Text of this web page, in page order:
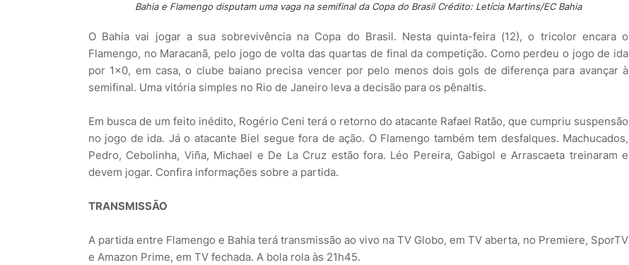
Bahia e Flamengo disputam uma vaga na semifinal da Copa do Brasil Crédito: Letícia Martins/EC Bahia
O Bahia vai jogar a sua sobrevivência na Copa do Brasil. Nesta quinta-feira (12), o tricolor encara o
Flamengo, no Maracanã, pelo jogo de volta das quartas de final da competição. Como perdeu o jogo de ida
por 1x0, em casa, o clube baiano precisa vencer por pelo menos dois gols de diferença para avançar à
semifinal. Uma vitória simples no Rio de Janeiro leva a decisão para os pênaltis.
Em busca de um feito inédito, Rogério Ceni terá o retorno do atacante Rafael Ratão, que cumpriu suspensão
no jogo de ida. Já o atacante Biel segue fora de ação. O Flamengo também tem desfalques. Machucados,
Pedro, Cebolinha, Viña, Michael e De La Cruz estão fora. Léo Pereira, Gabigol e Arrascaeta treinaram e
devem jogar. Confira informações sobre a partida.
TRANSMISSÃO
A partida entre Flamengo e Bahia terá transmissão ao vivo na TV Globo, em TV aberta, no Premiere, SporTV
e Amazon Prime, em TV fechada. A bola rola às 21h45.